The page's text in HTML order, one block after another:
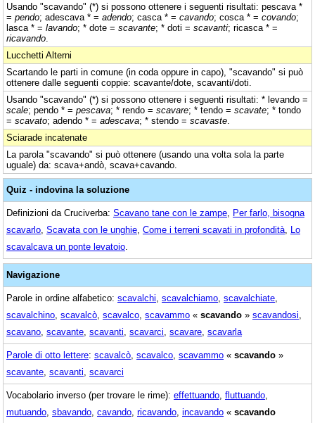
Usando "scavando" (*) si possono ottenere i seguenti risultati: pescava *
= pendo; adescava * = adendo; casca * = cavando; cosca * = covando;
lasca * = lavando; * dote = scavante; * doti = scavanti; ricasca * =
ricavando
Lucchetti Alterni
Scartando le parti in comune (in coda oppure in capo), "scavando" si può
ottenere dalle seguenti coppie: scavante/dote, scavanti/doti.
Usando "scavando" (*) si possono ottenere i seguenti risultati: * levando =
scale; pendo * = pescava; * rendo = scavare; * tendo = scavate; * tondo
= scavato; adendo * = adescava; * stendo = scavaste
Sciarade incatenate
La parola "scavando" si può ottenere (usando una volta sola la parte
uguale) da: scava+andò, scava+cavando.
Quiz - indovina la soluzione
Definizioni da Cruciverba: Scavano tane con le zampe Per farlo, bisogna
scavarlo Scavata con le unghie Come i terreni scavati in profondità Lo
scavalcava un ponte levatoio
Navigazione
Parole in ordine alfabetico: scavalchi scavalchiamo scavalchiate
scavalchino scavalcò scavalco scavammo « scavando » scavandosi
scavano scavante scavanti scavarci scavare scavarla
Parole di otto lettere: scavalcò scavalco scavammo « scavando »
scavante scavanti scavarci
Vocabolario inverso (per trovare le rime): effettuando fluttuando
mutuando sbavando cavando ricavando incavando « scavando